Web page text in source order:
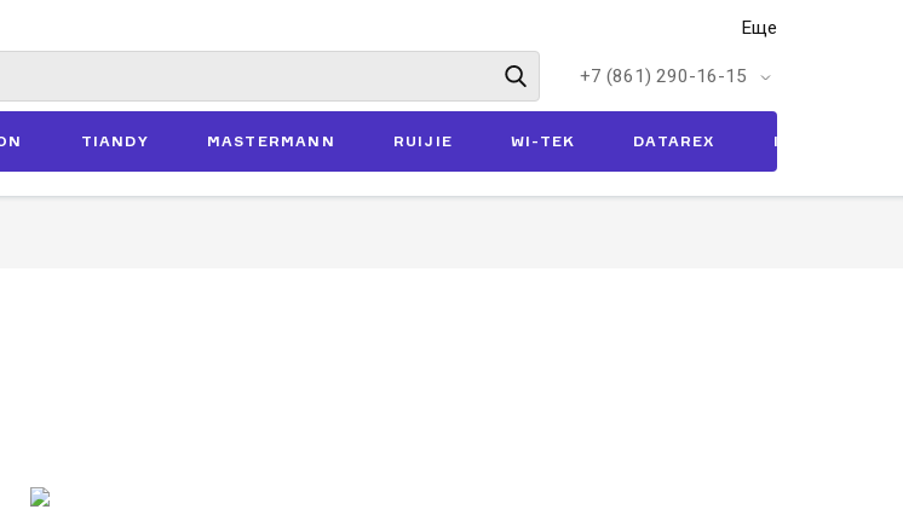
Еще
+7 (861) 290-16-15
TIANDY MASTERMANN RUIJIE WI-TEK DATAREX ITK